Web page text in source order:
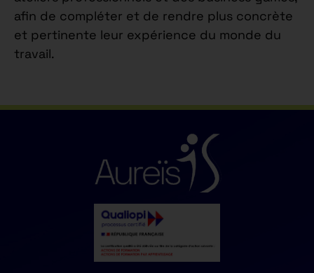
afin de compléter et de rendre plus concrète
et pertinente leur expérience du monde du
travail.